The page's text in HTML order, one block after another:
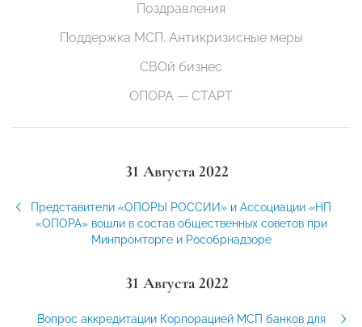
Поздравления
Поддержка МСП. Антикризисные меры
СВОй бизнес
ОПОРА — СТАРТ
31 Августа 2022
Представители «ОПОРЫ РОССИИ» и Ассоциации «НП
«ОПОРА» вошли в состав общественных советов при
Минпромторге и Рособрнадзоре
31 Августа 2022
Вопрос аккредитации Корпорацией МСП банков для